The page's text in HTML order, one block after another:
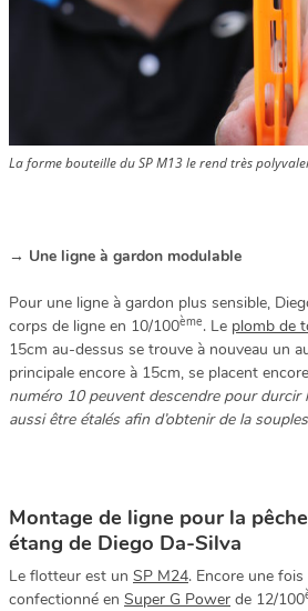
La forme bouteille du SP M13 le rend très
→ Une ligne à gardon modulable
Pour une ligne à gardon plus sensible,
corps de ligne en 10/100ème. Le plomb de
15cm au-dessus se trouve à nouveau un
principale encore à 15cm, se placent
numéro 10 peuvent descendre pour durcir
aussi être étalés afin d’obtenir de la
Montage de ligne pour la
étang de Diego Da-Silva
Le flotteur est un SP M24. Encore une
confectionné en Super G Power de 12/100